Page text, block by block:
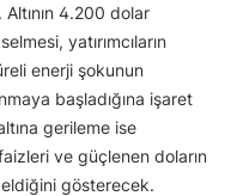
4.200 dolar
yatırımcıların
enerji şokunun
başladığına işaret
gerileme ise
ve güçlenen doların
gösterecek.